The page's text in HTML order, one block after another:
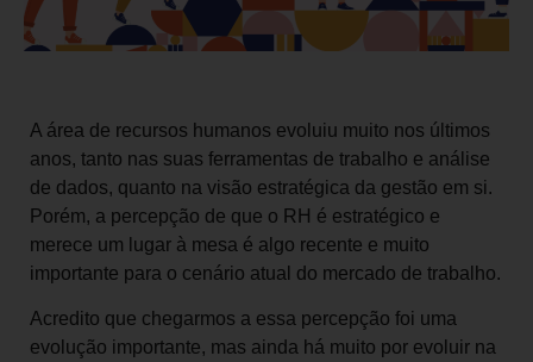
A área de recursos humanos evoluiu muito nos últimos
anos, tanto nas suas ferramentas de trabalho e análise
de dados, quanto na visão estratégica da gestão em si.
Porém, a percepção de que o RH é estratégico e
merece um lugar à mesa é algo recente e muito
importante para o cenário atual do mercado de trabalho.
Acredito que chegarmos a essa percepção foi uma
evolução importante, mas ainda há muito por evoluir na